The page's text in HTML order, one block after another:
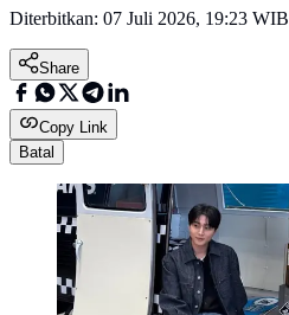
Diterbitkan: 07 Juli 2026, 19:23 WIB
Share
Copy Link
Batal